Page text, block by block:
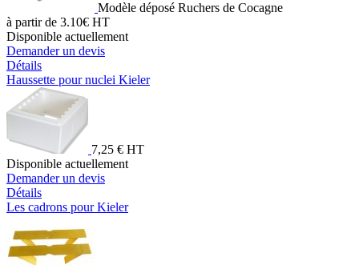
Modèle déposé Ruchers de Cocagne
à partir de 3.10€ HT
Disponible actuellement
Demander un devis
Détails
Haussette pour nuclei Kieler
7,25 € HT
Disponible actuellement
Demander un devis
Détails
Les cadrons pour Kieler